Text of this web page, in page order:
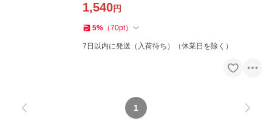
1,540円
5% （70pt）
7日以内に発送（入荷待ち）（休業日を除く）
1